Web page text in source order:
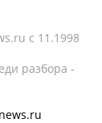
c 11.1998
разбора -